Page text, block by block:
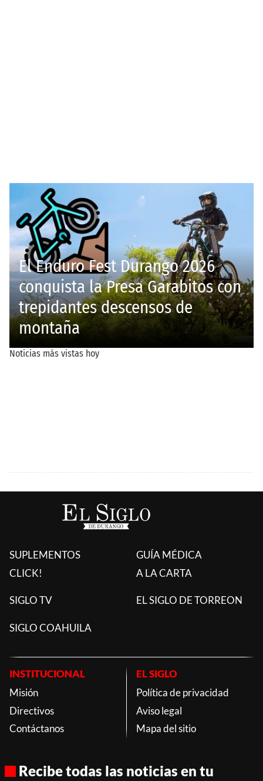
SUPLEMENTOS
CLICK!
GUÍA MÉDICA
A LA CARTA
SIGLO TV EL SIGLO DE TORREON
SIGLO COAHUILA
INSTITUCIONAL
Misión
Directivos
Contáctanos
EL SIGLO
Política de privacidad
Aviso legal
Mapa del sitio
Recibe todas las noticias en tu